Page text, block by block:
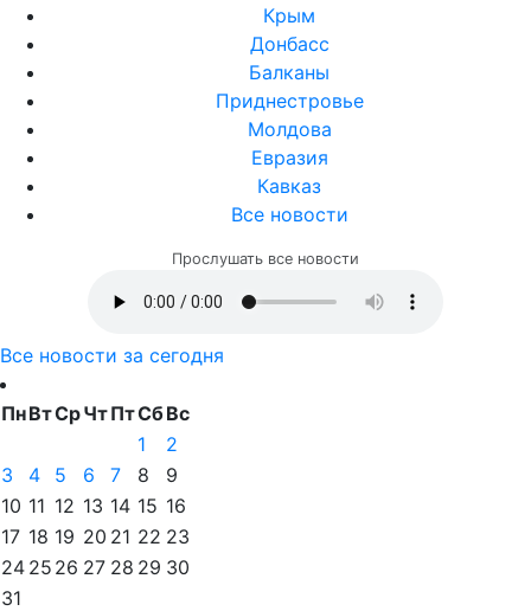
Крым
Донбасс
Балканы
Приднестровье
Молдова
Евразия
Кавказ
Все новости
Прослушать все новости
Все новости за сегодня
ПнВтСрЧтПтСбВс
1
2
3
4 5 6 7 8
9
10 11 12 13 14 15 16
17 18 19 20 21 22 23
24 25 26 27 28 29 30
31